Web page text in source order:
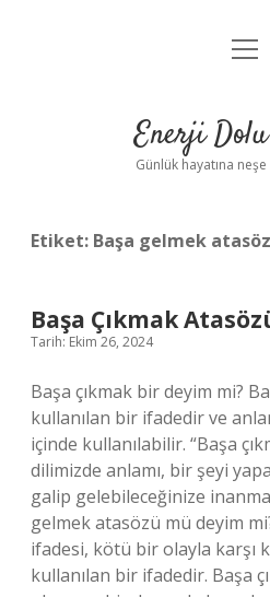
Anasayfa
Yasal
Enerji
Günlük hayatına
Etiket: Başa gelmek
Başa Çıkmak
Tarih: Ekim 26, 2024
Başa çıkmak bir deyim mi?
kullanılan bir ifadedir ve
içinde kullanılabilir. “Başa
dilimizde anlamı, bir şeyi
galip gelebileceğinize
gelmek atasözü mü deyim
ifadesi, kötü bir olayla karşı
kullanılan bir ifadedir. Başa